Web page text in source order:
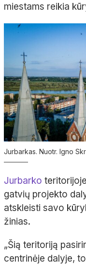
miestams reikia
Jurbarkas. Nuotr. Igno
Jurbarko
gatvių projekto
atskleisti savo
žinias.
„Šią teritoriją
centrinėje dalyje,